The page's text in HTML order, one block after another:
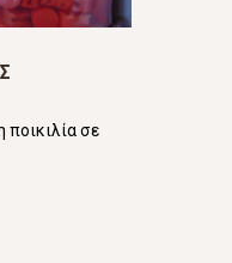
ποικιλία σε